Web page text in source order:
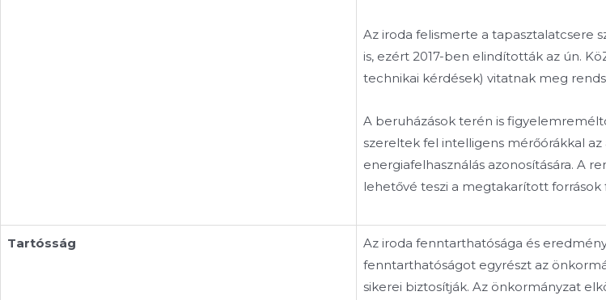
Az iroda felismerte a tapasztalatcsere
is, ezért 2017-ben elindították az ún.
technikai kérdések) vitatnak meg
A beruházások terén is
szereltek fel intelligens mérőórákkal az
energiafelhasználás azonosítására. A
lehetővé teszi a megtakarított források
Tartósság
Az iroda fenntarthatósága és
fenntarthatóságot egyrészt az
sikerei biztosítják. Az önkormányzat